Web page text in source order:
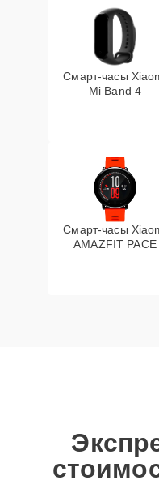
Смарт-часы
Mi Band 4
Смарт-часы
AMAZFIT PACE